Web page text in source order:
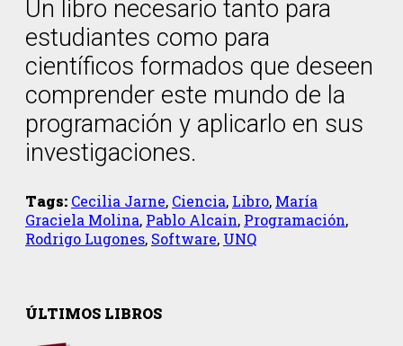
Un libro necesario tanto para
estudiantes como para
científicos formados que deseen
comprender este mundo de la
programación y aplicarlo en sus
investigaciones.
Tags: Cecilia Jarne, Ciencia, Libro, María
Graciela Molina, Pablo Alcain, Programación,
Rodrigo Lugones, Software, UNQ
ÚLTIMOS LIBROS